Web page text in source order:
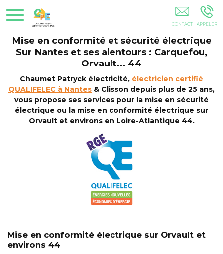
Électricien Rénovation Installation Électrique Mise En
Conformité Nantes Carquefou La Chapelle Sur Erdre Orvault 44
Mise en conformité et sécurité électrique
Sur Nantes et ses alentours : Carquefou,
Orvault... 44
Chaumet Patryck électricité, électricien certifié
QUALIFELEC à Nantes & Clisson depuis plus de 25 ans,
vous propose ses services pour la mise en sécurité
électrique ou la mise en conformité électrique sur
Orvault et environs en Loire-Atlantique 44.
Mise en conformité électrique sur Orvault et
environs 44